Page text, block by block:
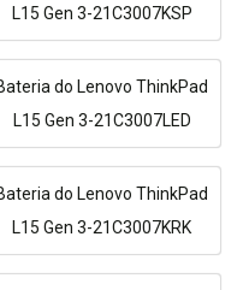
L15 Gen 3-21C3007KSP
do Lenovo ThinkPad
L15 Gen 3-21C3007LED
do Lenovo ThinkPad
L15 Gen 3-21C3007KRK